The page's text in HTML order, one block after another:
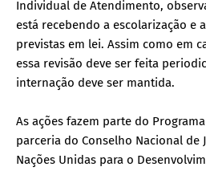
Individual de Atendimento,
está recebendo a escolarização e
previstas em lei. Assim como em
essa revisão deve ser feita
internação deve ser mantida.
As ações fazem parte do
parceria do Conselho Nacional de
Nações Unidas para o